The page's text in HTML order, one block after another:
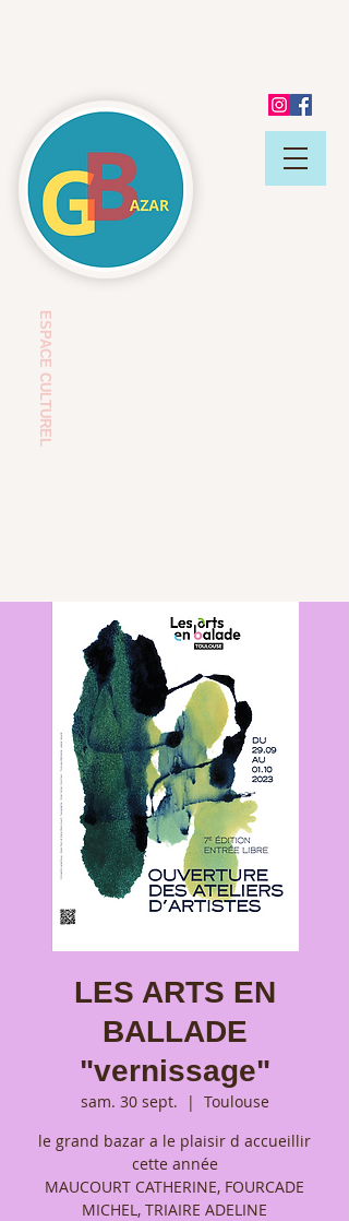
ESP
ACE CULTUREL
LES ARTS EN
BALLADE
"vernissage"
sam. 30 sept.
  |
Toulouse
le grand bazar a le plaisir d accueillir
cette année
MAUCOURT CATHERINE, FOURCADE
MICHEL, TRIAIRE ADELINE